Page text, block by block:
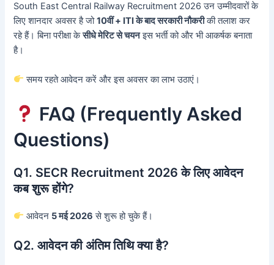
South East Central Railway Recruitment 2026 उन उम्मीदवारों के
लिए शानदार अवसर है जो10वीं + ITI के बाद सरकारी नौकरीकी तलाश कर
रहे हैं। बिना परीक्षा केसीधे मेरिट से चयनइस भर्ती को और भी आकर्षक बनाता
है।
समय रहते आवेदन करें और इस अवसर का लाभ उठाएं।
FAQ (Frequently Asked
Questions)
Q1. SECR Recruitment 2026 के लिए आवेदन
कब शुरू होंगे?
आवेदन 5 मई 2026 से शुरू हो चुके हैं।
Q2. आवेदन की अंतिम तिथि क्या है?